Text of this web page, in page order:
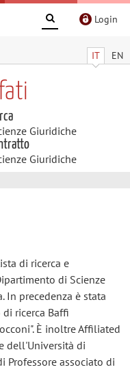
Login
IT EN
Giuridiche
Giuridiche
di ricerca e
di Scienze
In precedenza è stata
ricerca Baffi
È inoltre Affiliated
dell'Università di
Professore associato di